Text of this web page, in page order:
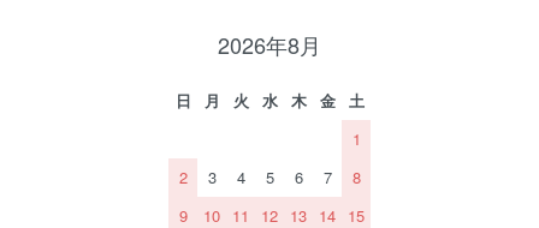
2026年8月
日 月 火 水 木 金
土
1
2
3 4 5 6 7
8
9
10 11 12 13 14 15